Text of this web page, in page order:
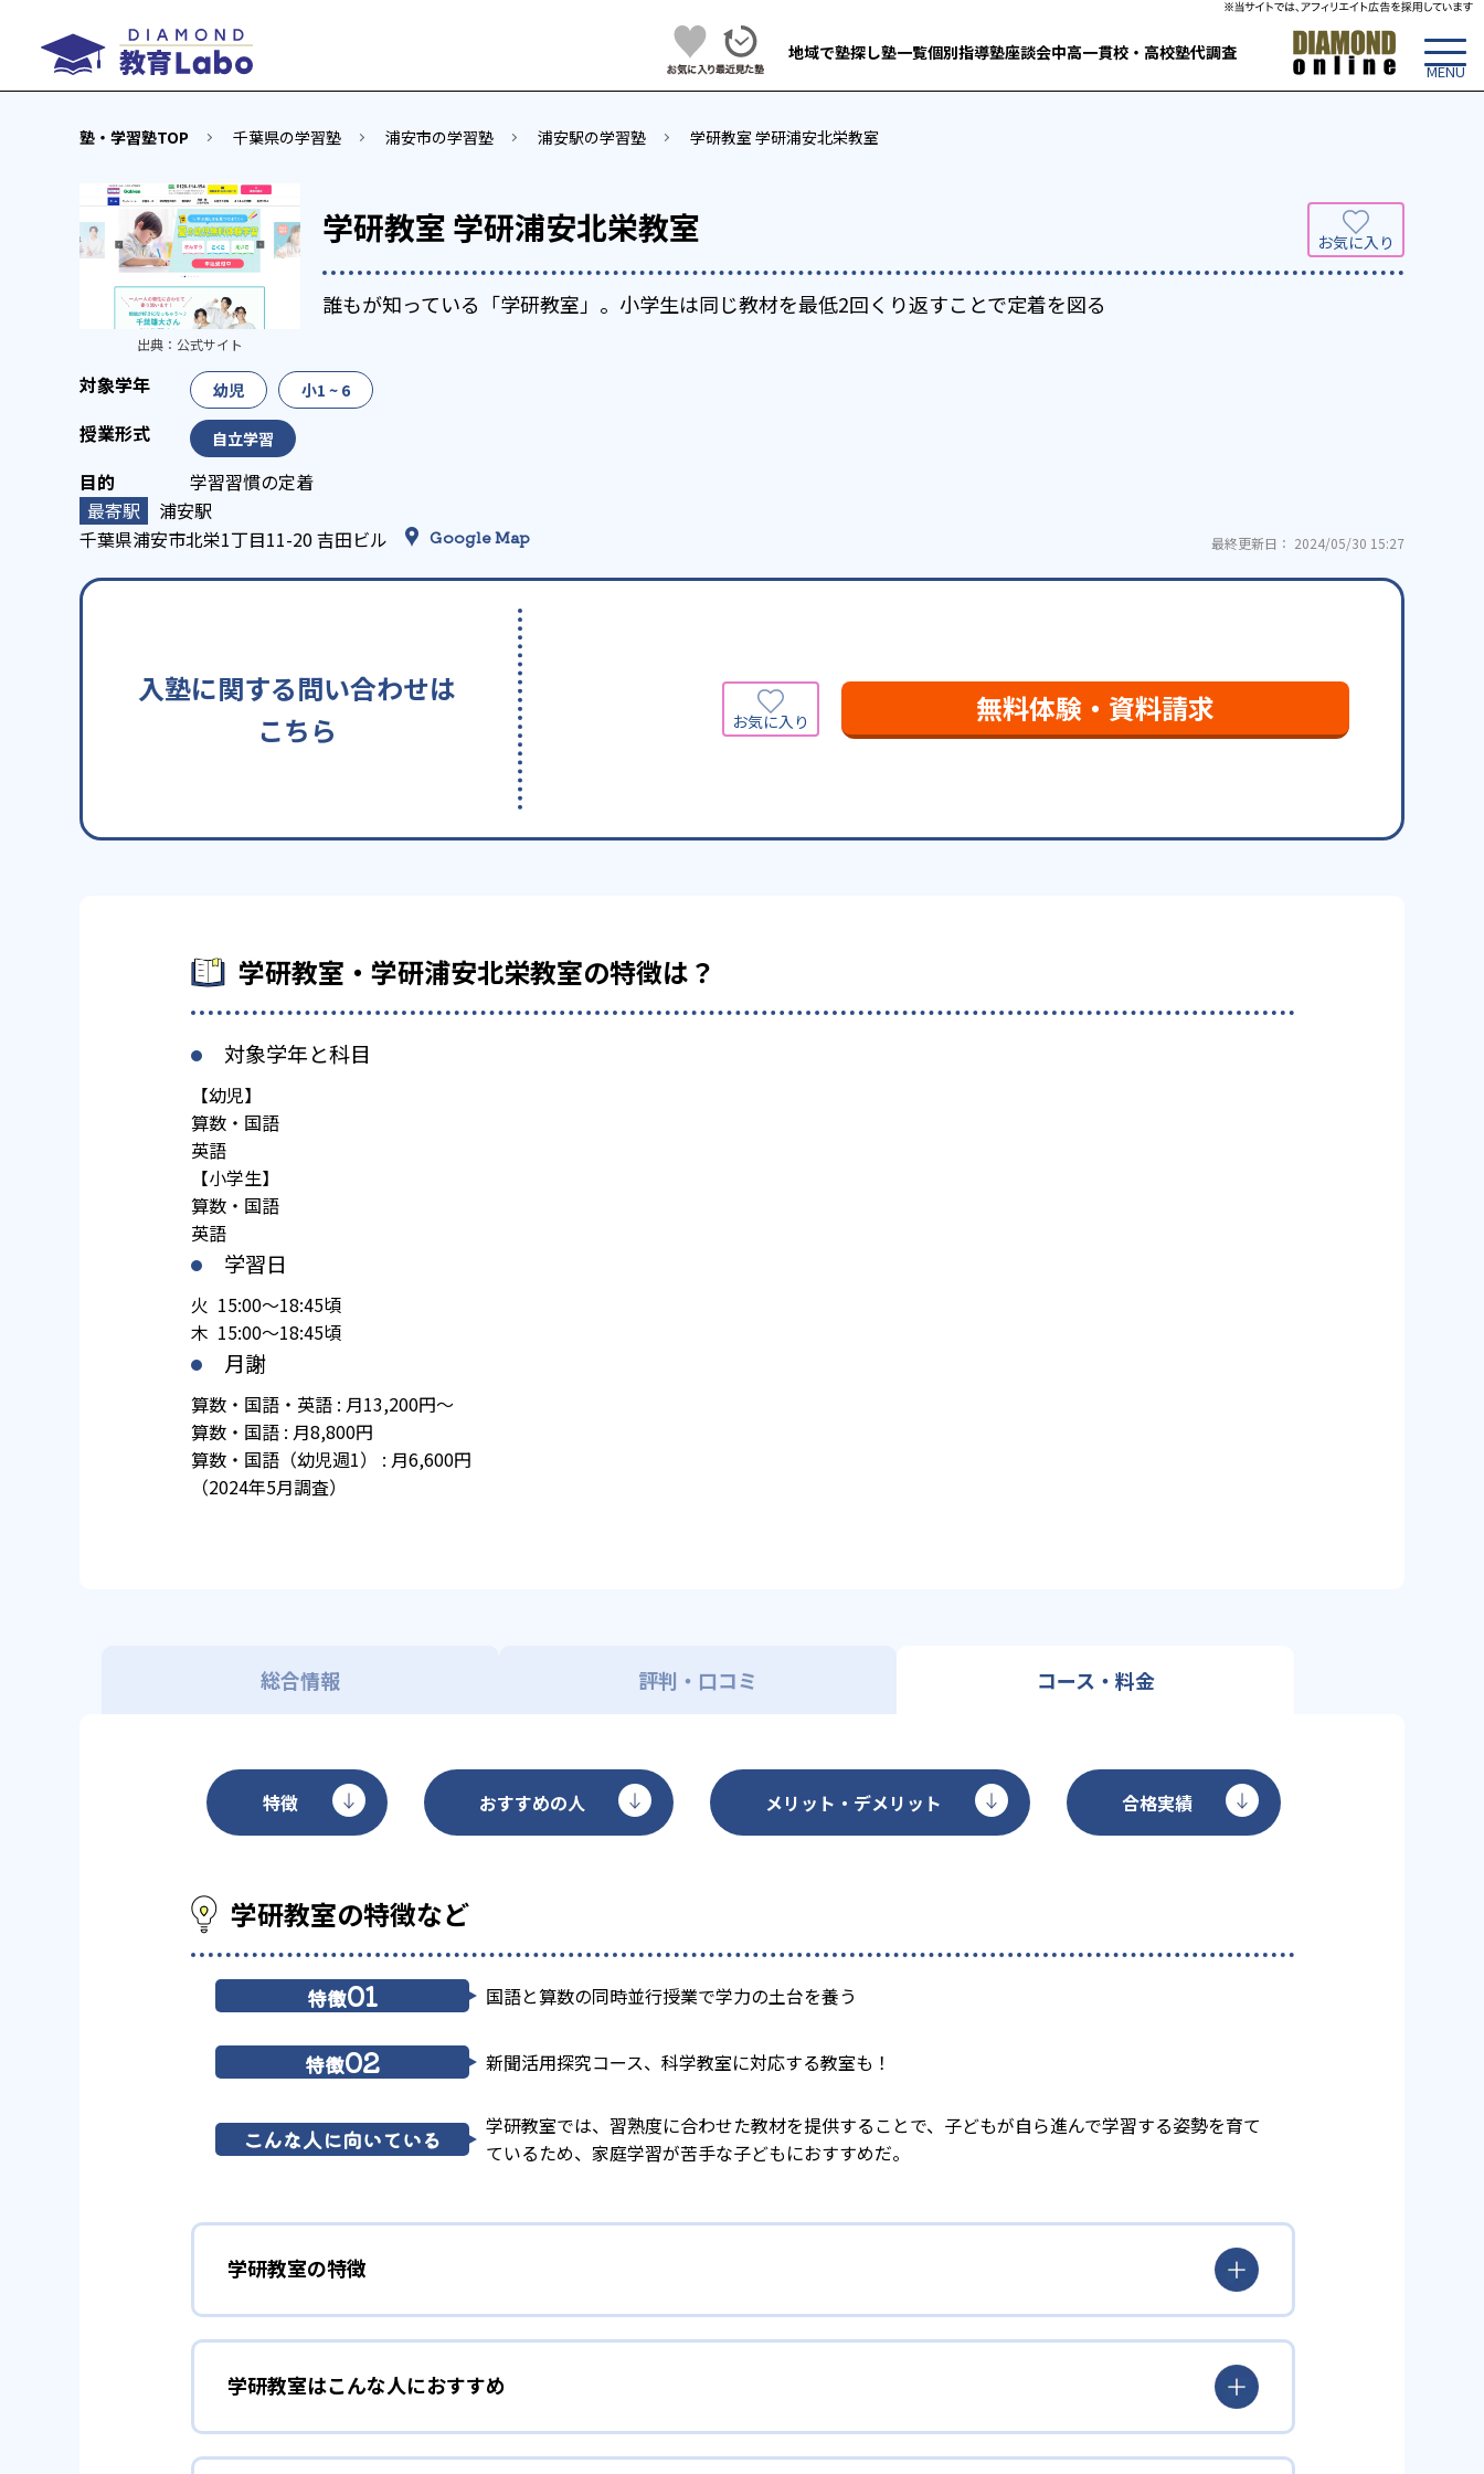
地域で塾探し塾一覧個別指導塾座談会中高一貫校・高校塾代調査
塾・学習塾TOP 千葉県の学習塾 浦安市の学習塾 浦安駅の学習塾 学研教室 学研浦安北栄教室
学研教室 学研浦安北栄教室
誰もが知っている「学研教室」。小学生は同じ教材を最低2回くり返すことで定着を図る
出典： 公式サイト
幼児 小1 ~ 6
自立学習
学習習慣の定着
浦安駅
千葉県浦安市北栄1丁目11-20 吉田ビル
Google Map 最終更新日： 2024/05/30 15:27
入塾に関する問い合わせは
こちら
無料体験・資料請求
学研教室・学研浦安北栄教室の特徴は？
対象学年と科目
【幼児】
算数・国語
英語
【小学生】
算数・国語
英語
学習日
火 15:00～18:45頃
木 15:00～18:45頃
月謝
算数・国語・英語 : 月13,200円～
算数・国語 : 月8,800円
算数・国語（幼児週1） : 月6,600円
（2024年5月調査）
総合情報 評判・口コミ コース・料金
特徴 おすすめの人 メリット・デメリット 合格実績
学研教室の特徴など
特徴01 国語と算数の同時並行授業で学力の土台を養う
特徴02 新聞活用探究コース、科学教室に対応する教室も！
こんな人に向いている
学研教室では、習熟度に合わせた教材を提供することで、子どもが自ら進んで学習する姿勢を育て
ているため、家庭学習が苦手な子どもにおすすめだ。
学研教室の特徴
01 3歳から高校生まで「無学年方式」で個別指導
学研教室は、0･1･2歳から高校生までを対象として個別指導を行っている。学校の進度や学年にとらわれず、生徒の理解度を最優
先して学習を進める「無学年方式」を採用していることが特徴だ。この「無学年方式」では、生徒が個々のペースで学習すること
ができるため、一度立ち止まってわからないところをしっかり学習したり、余裕がある場合はどんどん先取り学習を進めたりする
学研教室はこんな人におすすめ
勉強全体の底力を上げたい人向け